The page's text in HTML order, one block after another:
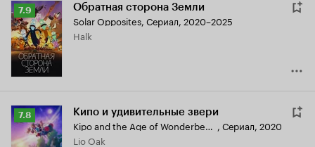
Рейтинг
Кинопоиска
7.9
7.9 Обратная сторона Земли
Solar Opposites, Сериал, 2020–2025
Halk
Рейтинг
Кинопоиска
7.8
7.8 Кипо и удивительные звери
Kipo and the Age of Wonderbeasts , Сериал, 2020
Lio Oak